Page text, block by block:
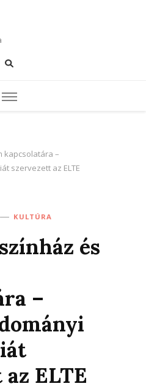
kapcsolatára –
szervezett az ELTE
KULTÚRA
és
–
ELTE